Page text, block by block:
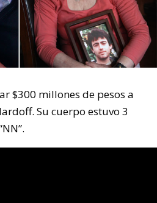
$300 millones de pesos a
Su cuerpo estuvo 3